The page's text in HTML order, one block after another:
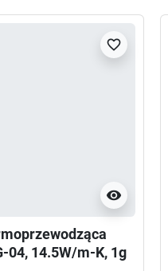
visibility
favorite_border
04, 14.5W/m-K, 1g